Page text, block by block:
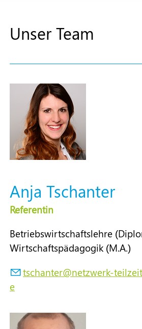
Unser Team
Anja Tschanter
Referentin
Betriebswirtschaftslehre
Wirtschaftspädagogik (M.A.)
tsch nt r n tzw rk-t lz t